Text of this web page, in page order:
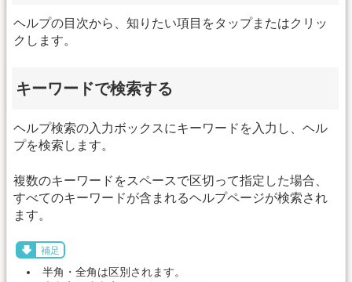
ヘルプの目次から、知りたい項目をタップまたはクリッ
クします。
キーワードで検索する
ヘルプ検索の入力ボックスにキーワードを入力し、ヘル
プを検索します。
複数のキーワードをスペースで区切って指定した場合、
すべてのキーワードが含まれるヘルプページが検索され
ます。
補足
半角・全角は区別されます。